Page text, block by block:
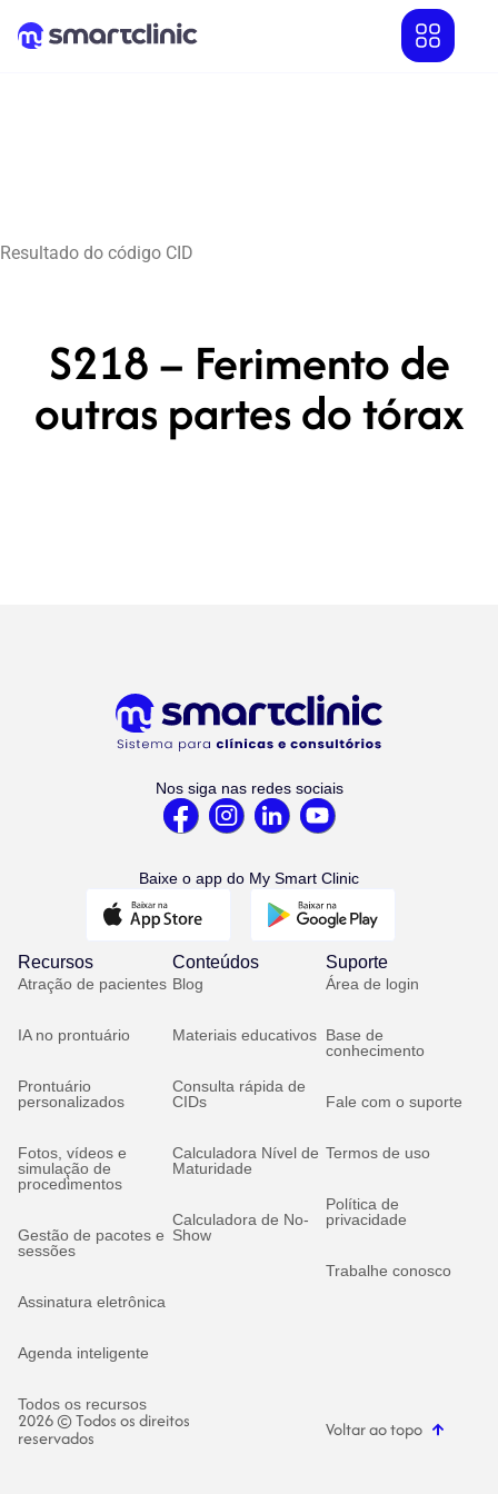
Resultado do código CID
S218 – Ferimento de
outras partes do tórax
Nos siga nas redes sociais
Baixe o app do My Smart Clinic
Recursos
Atração de pacientes
IA no prontuário
Prontuário
personalizados
Fotos, vídeos e
simulação de
procedimentos
Gestão de pacotes e
sessões
Assinatura eletrônica
Agenda inteligente
Todos os recursos
Conteúdos
Blog
Materiais educativos
Consulta rápida de
CIDs
Calculadora Nível de
Maturidade
Calculadora de No-
Show
Suporte
Área de login
Base de
conhecimento
Fale com o suporte
Termos de uso
Política de
privacidade
Trabalhe conosco
2026 © Todos os direitos
reservados Voltar ao topo